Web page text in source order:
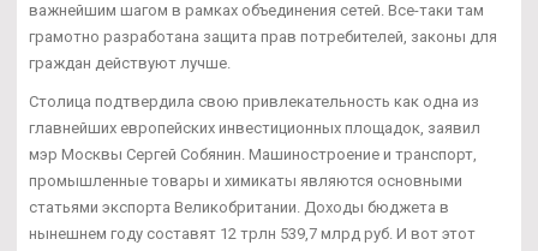
важнейшим шагом в рамках объединения сетей. Все-таки там
грамотно разработана защита прав потребителей, законы для
граждан действуют лучше.
Столица подтвердила свою привлекательность как одна из
главнейших европейских инвестиционных площадок, заявил
мэр Москвы Сергей Собянин. Машиностроение и транспорт,
промышленные товары и химикаты являются основными
статьями экспорта Великобритании. Доходы бюджета в
нынешнем году составят 12 трлн 539,7 млрд руб. И вот этот